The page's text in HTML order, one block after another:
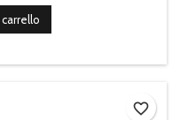
favorite_border